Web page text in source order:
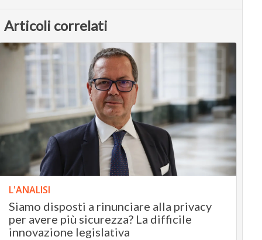
Articoli correlati
L'ANALISI
Siamo disposti a rinunciare alla privacy
per avere più sicurezza? La difficile
innovazione legislativa